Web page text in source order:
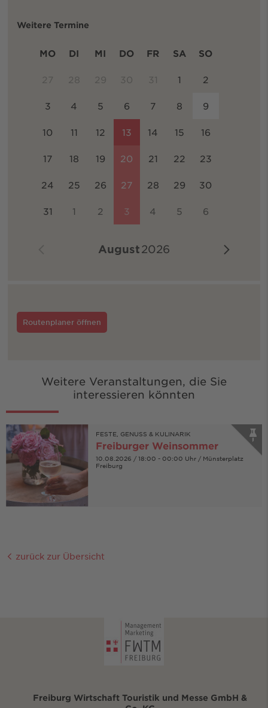
Weitere Termine
August2026
MO DI MI DO FR SA SO
27 28 29 30 31 1 2
3 4 5 6 7 8 9
10 11 12 13 14 15 16
17 18 19 20 21 22 23
24 25 26 27 28 29 30
31 1 2 3 4 5 6
Routenplaner öffnen
Weitere Veranstaltungen, die Sie
interessieren könnten
FESTE, GENUSS & KULINARIK
Freiburger Weinsommer
10.08.2026 / 18:00 - 00:00 Uhr / Münsterplatz
Freiburg
zurück zur Übersicht
Freiburg Wirtschaft Touristik und Messe GmbH &